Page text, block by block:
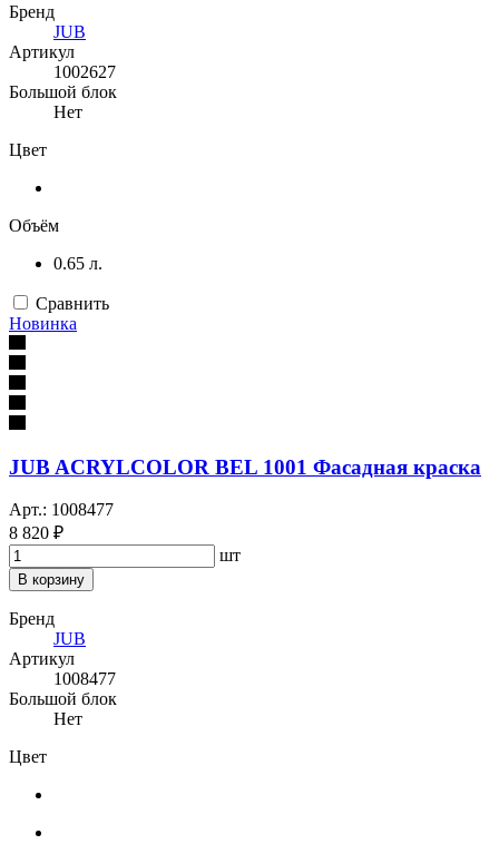
Бренд
JUB
Артикул
1002627
Большой блок
Нет
Цвет
Объём
0.65 л.
Сравнить
Новинка
JUB ACRYLCOLOR BEL 1001 Фасадная краска
Арт.: 1008477
8 820 ₽
шт
В корзину
Бренд
JUB
Артикул
1008477
Большой блок
Нет
Цвет